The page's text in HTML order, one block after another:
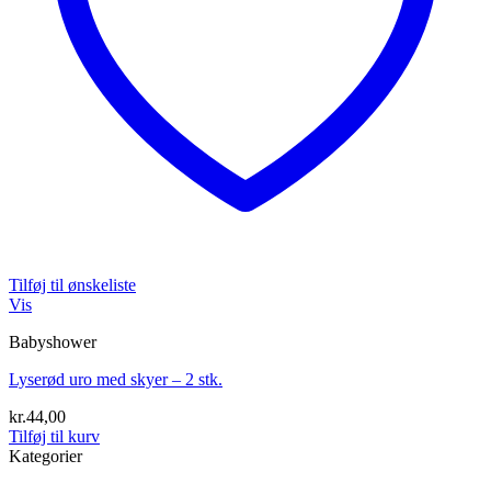
Tilføj til ønskeliste
Vis
Babyshower
Lyserød uro med skyer – 2 stk.
kr.44,00
Tilføj til kurv
Kategorier